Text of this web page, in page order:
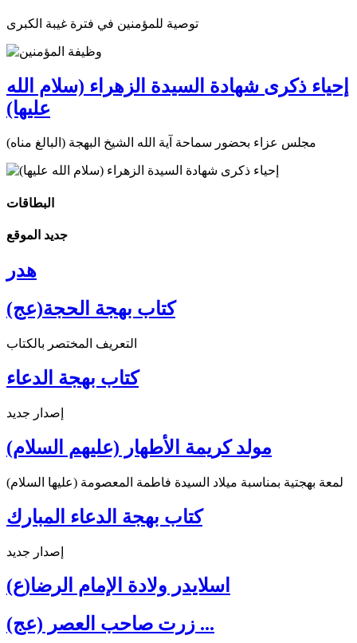
توصية للمؤمنين في فترة غيبة الكبرى
إحياء ذكرى شهادة السيدة الزهراء (سلام الله
عليها)
مجلس عزاء بحضور سماحة آية الله الشيخ البهجة (البالغ مناه)
البطاقات
جديد الموقع
هدر
كتاب بهجة الحجة(عج)
التعريف المختصر بالكتاب
كتاب بهجة الدعاء
إصدار جديد
مولد كريمة الأطهار (عليهم السلام)
لمعة بهجتية بمناسبة ميلاد السيدة فاطمة المعصومة (عليها السلام)
كتاب بهجة الدعاء المبارك
إصدار جديد
اسلايدر ولادة الإمام الرضا(ع)
زرت صاحب العصر (عج) ...